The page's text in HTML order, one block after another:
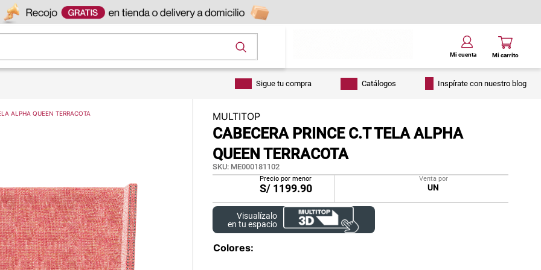
Sigue tu compra Catálogos Inspírate con nuestro blog
ALPHA QUEEN TERRACOTA MULTITOP
CABECERA PRINCE C.T TELA ALPHA
QUEEN TERRACOTA
SKU: ME000181102
Precio por menor
S/ 1199.90
Venta por
UN
Visualízalo
en tu espacio
Colores